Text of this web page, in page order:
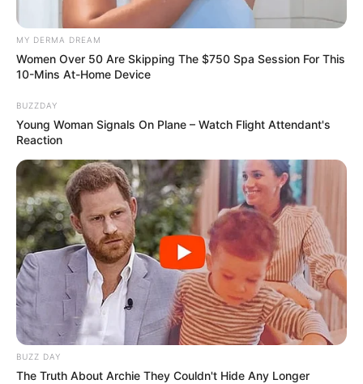
MY DERMA DREAM
Women Over 50 Are Skipping The $750 Spa Session For This
10-Mins At-Home Device
BUZZDAY
Young Woman Signals On Plane – Watch Flight Attendant's
Reaction
BUZZ DAY
The Truth About Archie They Couldn't Hide Any Longer